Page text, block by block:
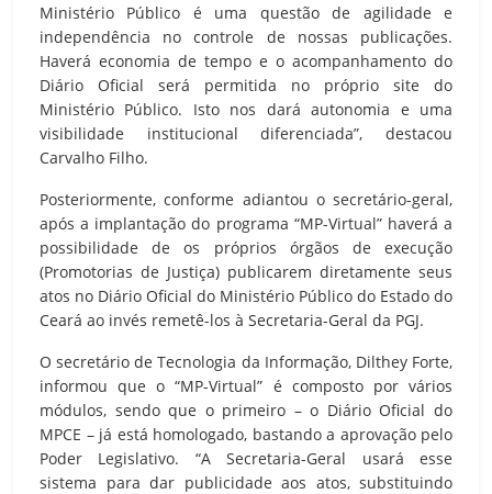
Ministério Público é uma questão de agilidade e
independência no controle de nossas publicações.
Haverá economia de tempo e o acompanhamento do
Diário Oficial será permitida no próprio site do
Ministério Público. Isto nos dará autonomia e uma
visibilidade institucional diferenciada”, destacou
Carvalho Filho.
Posteriormente, conforme adiantou o secretário-geral,
após a implantação do programa “MP-Virtual” haverá a
possibilidade de os próprios órgãos de execução
(Promotorias de Justiça) publicarem diretamente seus
atos no Diário Oficial do Ministério Público do Estado do
Ceará ao invés remetê-los à Secretaria-Geral da PGJ.
O secretário de Tecnologia da Informação, Dilthey Forte,
informou que o “MP-Virtual” é composto por vários
módulos, sendo que o primeiro – o Diário Oficial do
MPCE – já está homologado, bastando a aprovação pelo
Poder Legislativo. “A Secretaria-Geral usará esse
sistema para dar publicidade aos atos, substituindo